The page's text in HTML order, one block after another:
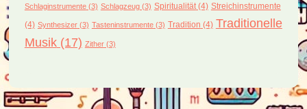
Schlaginstrumente(3) Schlagzeug(3) Spiritualität(4) Streichinstrumente
(4) Synthesizer(3) Tasteninstrumente(3) Tradition (4) Traditionelle
Musik(17) Zither(3)